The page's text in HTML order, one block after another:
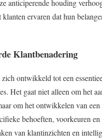
anticiperende houding
ervaren dat hun
Klantbenadering
ontwikkeld tot een
Het gaat niet alleen om het
om het ontwikkelen van een
behoeften, voorkeuren
van klantinzichten en